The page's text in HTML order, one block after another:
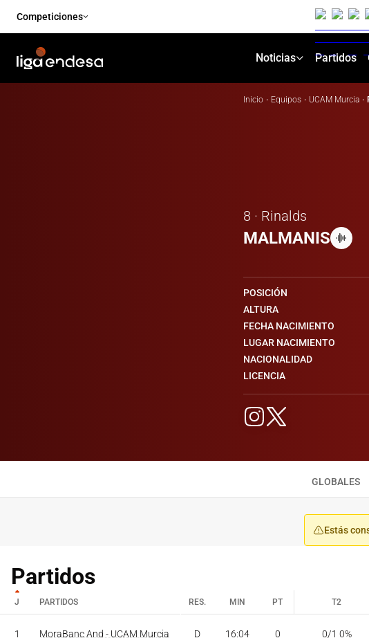
Competiciones
Noticias Partidos
Inicio · Equipos · UCAM Murcia ·
8 · Rinalds
MALMANIS
POSICIÓN
ALTURA
FECHA NACIMIENTO
LUGAR NACIMIENTO
NACIONALIDAD
LICENCIA
GLOBALES
Estás
Partidos
J PARTIDOS RES. MIN PT T2
1 MoraBanc And - UCAM Murcia D 16:04 0 0/1 0%